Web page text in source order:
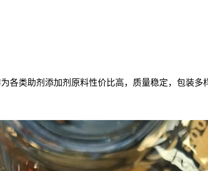
各类助剂添加剂原料性价比高，质量稳定，包装多